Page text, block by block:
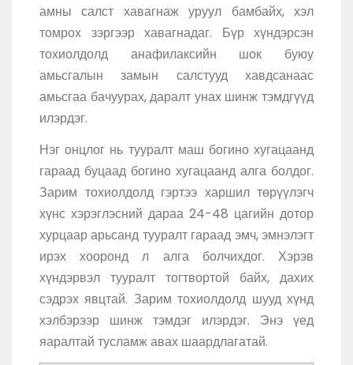
амны салст хавагнаж уруул бамбайх, хэл
томрох зэргээр хавагнадаг. Бүр хүндэрсэн
тохиолдолд анафилаксийн шок буюу
амьсгалын замын салстууд хавдсанаас
амьсгаа бачуурах, даралт унах шинж тэмдгүүд
илэрдэг.
Нэг онцлог нь тууралт маш богино хугацаанд
гараад буцаад богино хугацаанд алга болдог.
Зарим тохиолдолд гэртээ харшил төрүүлэгч
хүнс хэрэглэсний дараа 24-48 цагийн дотор
хурцаар арьсанд тууралт гараад эмч, эмнэлэгт
ирэх хооронд л алга болчихдог. Хэрэв
хүндэрвэл тууралт тогтвортой байх, дахих
сэдрэх явцтай. Зарим тохиолдолд шууд хүнд
хэлбэрээр шинж тэмдэг илэрдэг. Энэ үед
яаралтай тусламж авах шаардлагатай.